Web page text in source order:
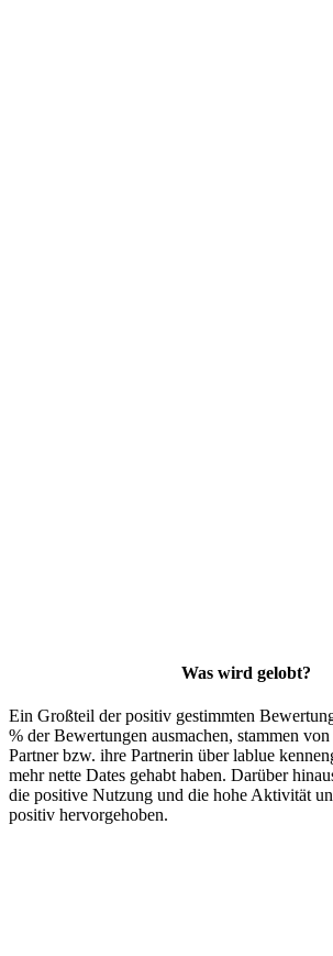
Was wird gelobt?
Ein Großteil der positiv gestimmten
% der Bewertungen ausmachen, stammen
Partner bzw. ihre Partnerin über lablue
mehr nette Dates gehabt haben. Darüber
die positive Nutzung und die hohe Aktivität
positiv hervorgehoben.